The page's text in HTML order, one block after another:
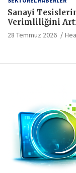
Sanayi
Verimliliğini
28 Temmuz 2026